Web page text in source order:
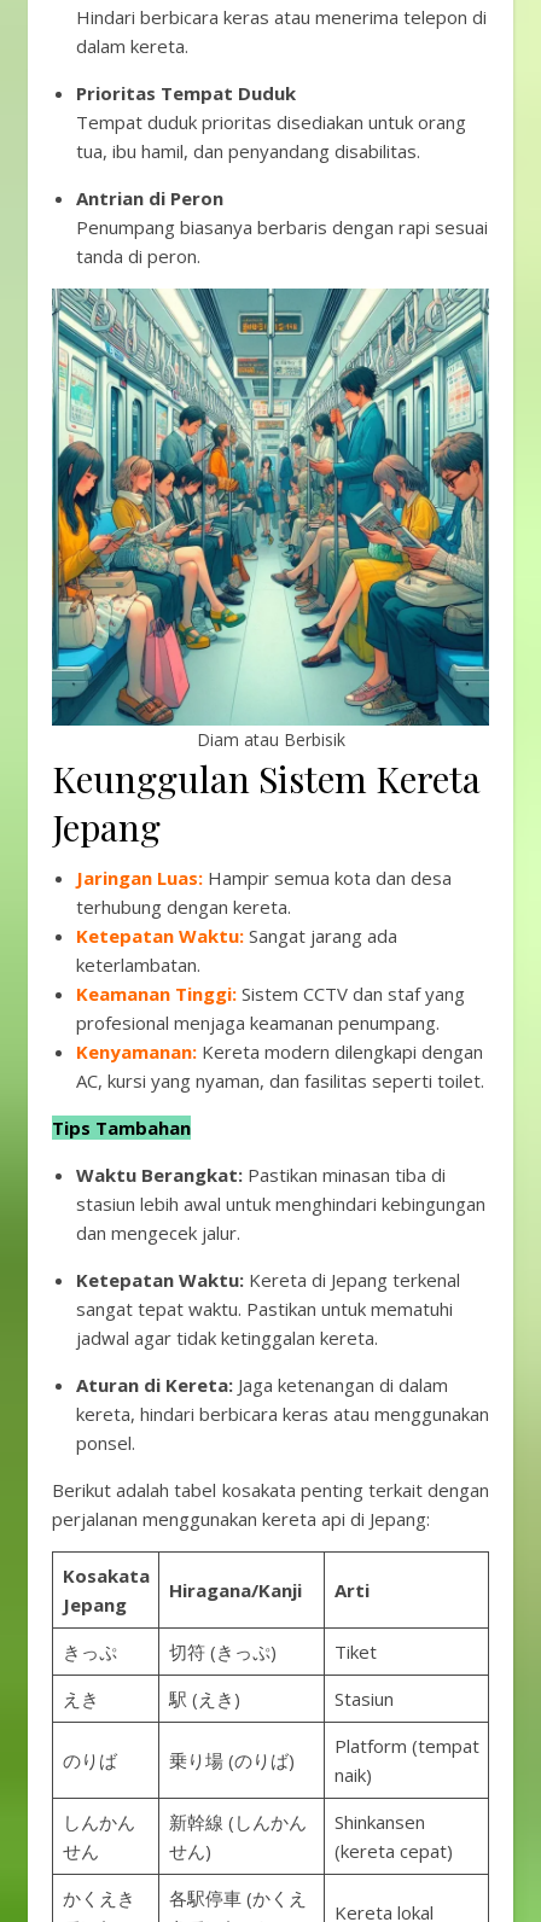
Hindari berbicara keras atau menerima telepon di
dalam kereta.
Prioritas Tempat Duduk
Tempat duduk prioritas disediakan untuk orang
tua, ibu hamil, dan penyandang disabilitas.
Antrian di Peron
Penumpang biasanya berbaris dengan rapi sesuai
tanda di peron.
Diam atau Berbisik
Keunggulan Sistem Kereta
Jepang
Jaringan Luas: Hampir semua kota dan desa
terhubung dengan kereta.
Ketepatan Waktu: Sangat jarang ada
keterlambatan.
Keamanan Tinggi: Sistem CCTV dan staf yang
profesional menjaga keamanan penumpang.
Kenyamanan: Kereta modern dilengkapi dengan
AC, kursi yang nyaman, dan fasilitas seperti toilet.
Tips Tambahan
Waktu Berangkat: Pastikan minasan tiba di
stasiun lebih awal untuk menghindari kebingungan
dan mengecek jalur.
Ketepatan Waktu: Kereta di Jepang terkenal
sangat tepat waktu. Pastikan untuk mematuhi
jadwal agar tidak ketinggalan kereta.
Aturan di Kereta: Jaga ketenangan di dalam
kereta, hindari berbicara keras atau menggunakan
ponsel.
Berikut adalah tabel kosakata penting terkait dengan
perjalanan menggunakan kereta api di Jepang:
Kosakata
Jepang
Hiragana/Kanji Arti
きっぷ 切符 (きっぷ)
Tiket
えき
駅 (えき) Stasiun
のりば 乗り場 (のりば)
Platform (tempat
naik)
しんかん
せん
新幹線 (しんかん
せん)
Shinkansen
(kereta cepat)
かくえき
各駅停車 (かくえ
Kereta lokal